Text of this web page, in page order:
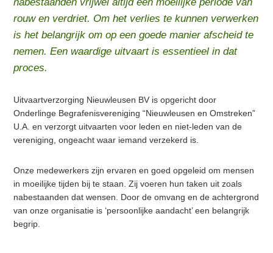
rouw en verdriet. Om het verlies te kunnen verwerken
is het belangrijk om op een goede manier afscheid te
nemen. Een waardige uitvaart is essentieel in dat
proces.
Uitvaartverzorging Nieuwleusen BV is opgericht door
Onderlinge Begrafenisvereniging “Nieuwleusen en Omstreken”
U.A. en verzorgt uitvaarten voor leden en niet-leden van de
vereniging, ongeacht waar iemand verzekerd is.
Onze medewerkers zijn ervaren en goed opgeleid om mensen
in moeilijke tijden bij te staan. Zij voeren hun taken uit zoals
nabestaanden dat wensen. Door de omvang en de achtergrond
van onze organisatie is ‘persoonlijke aandacht’ een belangrijk
begrip.